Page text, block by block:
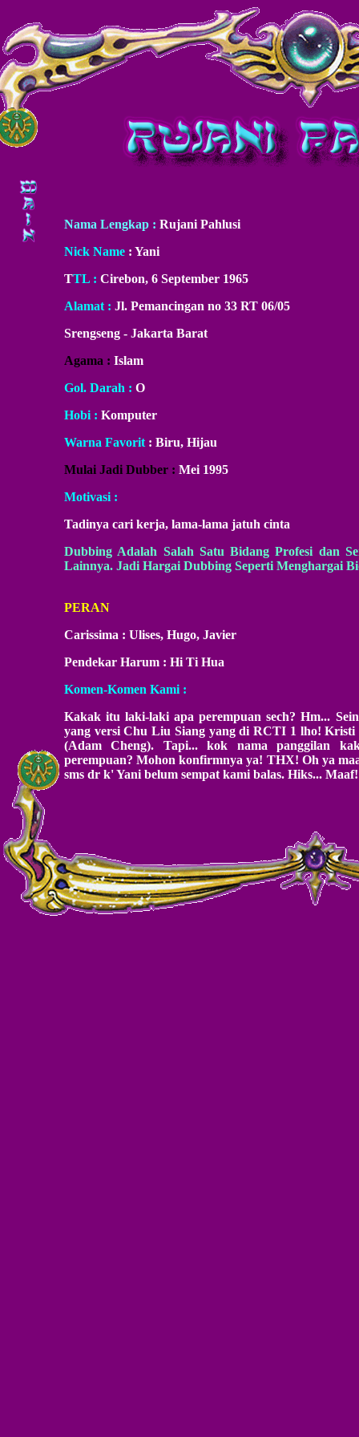
Nama Lengkap : Rujani Pahlusi
Nick Name : Yani
TTL : Cirebon, 6 September 1965
Alamat : Jl. Pemancingan no 33 RT 06/05
Srengseng - Jakarta Barat
Agama : Islam
Gol. Darah : O
Hobi : Komputer
Warna Favorit : Biru, Hijau
Mulai Jadi Dubber : Mei 1995
Motivasi :
Tadinya cari kerja, lama-lama jatuh cinta
Dubbing Adalah Salah Satu Bidang Profesi dan
Lainnya. Jadi Hargai Dubbing Seperti Menghargai
PERAN
Carissima : Ulises, Hugo, Javier
Pendekar Harum : Hi Ti Hua
Komen-Komen Kami :
Kakak itu laki-laki apa perempuan sech? Hm...
yang versi Chu Liu Siang yang di RCTI 1 lho!
(Adam Cheng). Tapi... kok nama panggilan
perempuan? Mohon konfirmnya ya! THX! Oh ya
sms dr k' Yani belum sempat kami balas. Hiks... Maaf!